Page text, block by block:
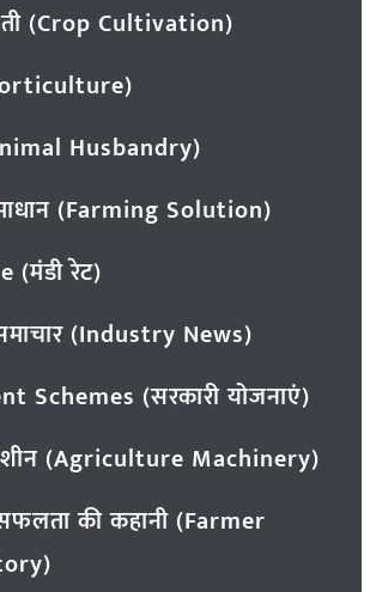
(Crop Cultivation)
Husbandry)
(Farming Solution)
(मंडी रेट)
(Industry News)
Schemes (सरकारी योजनाएं)
(Agriculture Machinery)
की कहानी (Farmer